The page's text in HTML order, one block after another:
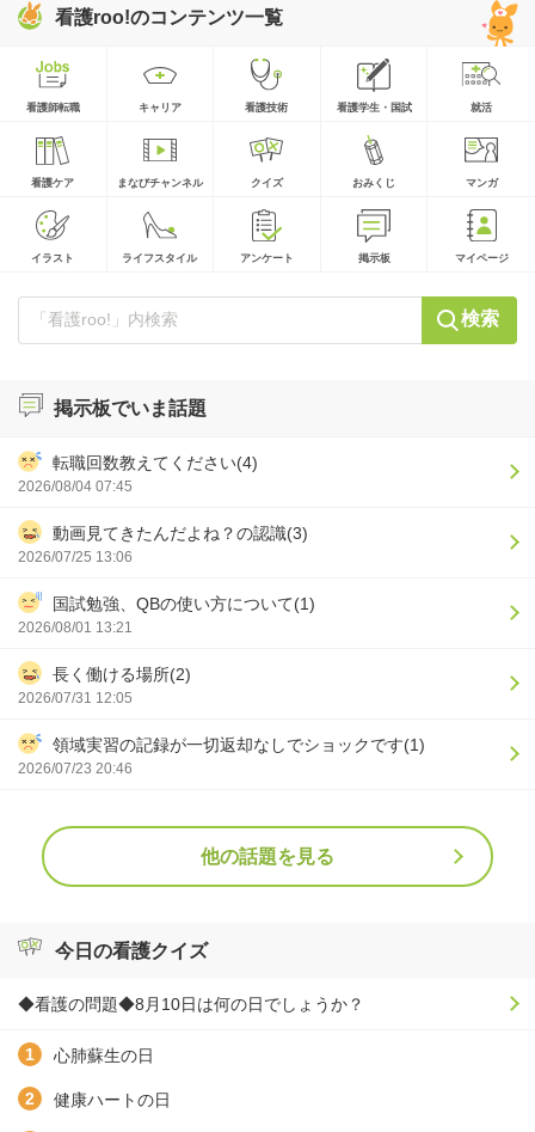
看護roo!のコンテンツ一覧
看護師転職 キャリア 看護技術 看護学生・国試 就活
看護ケア まなびチャンネル クイズ おみくじ マンガ
イラスト ライフスタイル アンケート 掲示板 マイページ
検索
掲示板でいま話題
転職回数教えてください(4)
2026/08/04 07:45
動画見てきたんだよね？の認識(3)
2026/07/25 13:06
国試勉強、QBの使い方について(1)
2026/08/01 13:21
長く働ける場所(2)
2026/07/31 12:05
領域実習の記録が一切返却なしでショックです(1)
2026/07/23 20:46
他の話題を見る
今日の看護クイズ
◆看護の問題◆8月10日は何の日でしょうか？
心肺蘇生の日
健康ハートの日